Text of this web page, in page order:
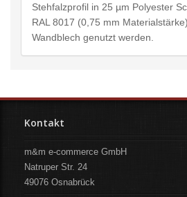
Stehfalzprofil in 25 µm Polyester
RAL 8017 (0,75 mm
Wandblech genutzt werden.
Kontakt
m&m e-commerce GmbH
Natruper Str. 24
49076 Osnabrück